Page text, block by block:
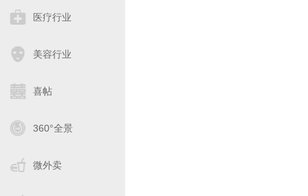
医疗行业
美容行业
喜帖
360°全景
微外卖